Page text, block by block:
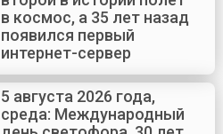
в космос, а 35 лет назад
появился первый
интернет-сервер
5 августа 2026 года,
среда: Международный